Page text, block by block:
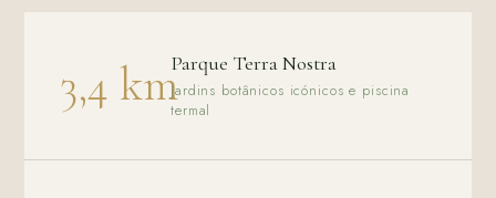
3,4 kmParque Terra Nostra
Jardins botânicos icónicos e piscina
termal